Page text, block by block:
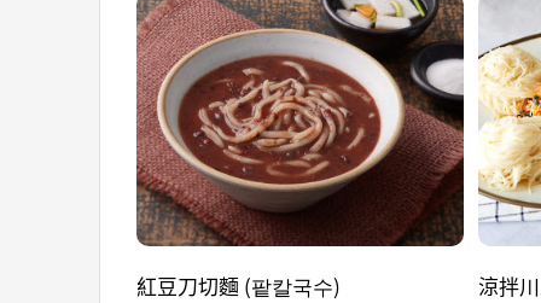
紅豆刀切麵 (팥칼국수) 涼拌